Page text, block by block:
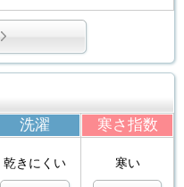
洗濯 寒さ指数
乾きにくい 寒い